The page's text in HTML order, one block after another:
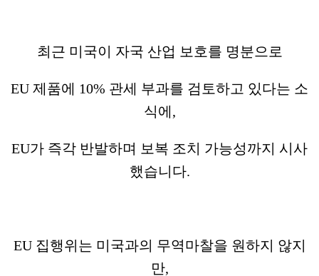
최근 미국이 자국 산업 보호를 명분으로
EU 제품에 10% 관세 부과를 검토하고 있다는 소
식에,
EU가 즉각 반발하며 보복 조치 가능성까지 시사
했습니다.
EU 집행위는 미국과의 무역마찰을 원하지 않지
만,